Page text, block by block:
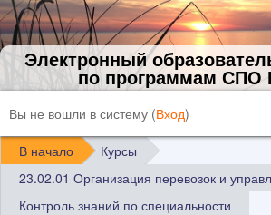
Электронный
по программам СПО
Вы не вошли в систему (Вход)
В начало
Курсы
23.02.01 Организация перевозок и
Контроль знаний по специальности